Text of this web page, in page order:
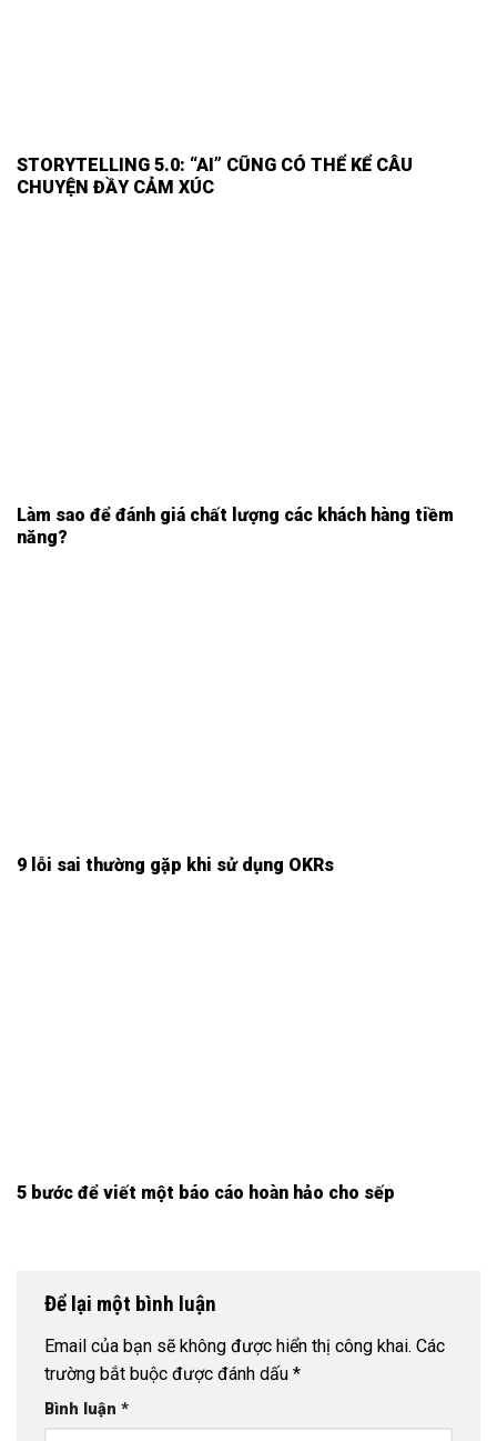
STORYTELLING 5.0: “AI” CŨNG CÓ THỂ KỂ CÂU
CHUYỆN ĐẦY CẢM XÚC
Làm sao để đánh giá chất lượng các khách hàng tiềm
năng?
9 lỗi sai thường gặp khi sử dụng OKRs
5 bước để viết một báo cáo hoàn hảo cho sếp
Để lại một bình luận
Email của bạn sẽ không được hiển thị công khai. Các
trường bắt buộc được đánh dấu *
Bình luận *